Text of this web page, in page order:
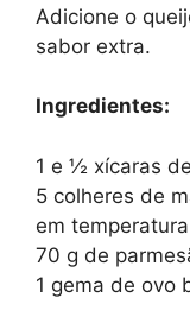
Adicione o
sabor extra.
Ingredientes:
1 e ½ xícaras
5 colheres de
em
70 g de
1 gema de ovo